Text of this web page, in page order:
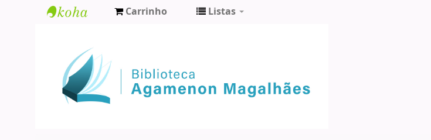
Agamenon
Magalhães
Carrinho Listas